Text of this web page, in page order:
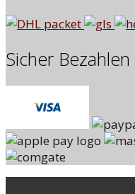
Sicher Bezahlen